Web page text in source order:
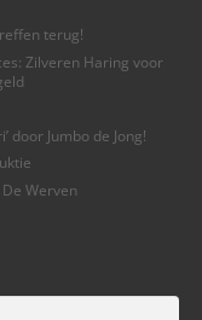
terug!
Zilveren Haring voor
door Jumbo de Jong!
Werven